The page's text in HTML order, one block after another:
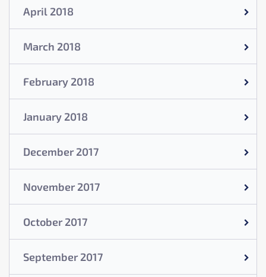
April 2018
March 2018
February 2018
January 2018
December 2017
November 2017
October 2017
September 2017